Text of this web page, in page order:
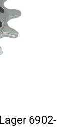
6902-